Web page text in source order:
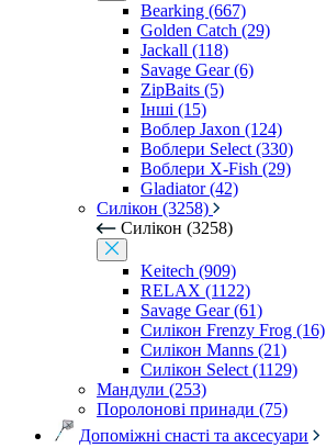
Bearking (667)
Golden Catch (29)
Jackall (118)
Savage Gear (6)
ZipBaits (5)
Інші (15)
Воблер Jaxon (124)
Воблери Select (330)
Воблери X-Fish (29)
Gladiator (42)
Силікон (3258)
Силікон (3258)
Keitech (909)
RELAX (1122)
Savage Gear (61)
Силікон Frenzy Frog (16)
Силікон Manns (21)
Силікон Select (1129)
Мандули (253)
Поролонові принади (75)
Допоміжні снасті та аксесуари